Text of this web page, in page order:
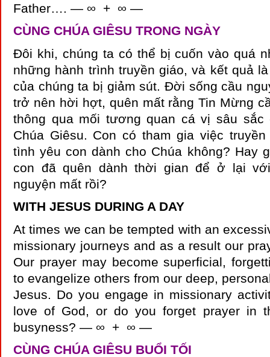
Father…. — ∞ + ∞ —
CÙNG CHÚA GIÊSU TRONG NGÀY
Đôi khi, chúng ta có thể bị cuốn vào quá
những hành trình truyền giáo, và kết quả
của chúng ta bị giảm sút. Đời sống cầu
trở nên hời hợt, quên mất rằng Tin Mừng
thông qua mối tương quan cá vị sâu
Chúa Giêsu. Con có tham gia việc
tình yêu con dành cho Chúa không? Hay
con đã quên dành thời gian để ở lại
nguyện mất rồi?
WITH JESUS DURING A DAY
At times we can be tempted with an
missionary journeys and as a result our
Our prayer may become superficial,
to evangelize others from our deep,
Jesus. Do you engage in missionary
love of God, or do you forget prayer in
busyness? — ∞ + ∞ —
CÙNG CHÚA GIÊSU BUỔI TỐI